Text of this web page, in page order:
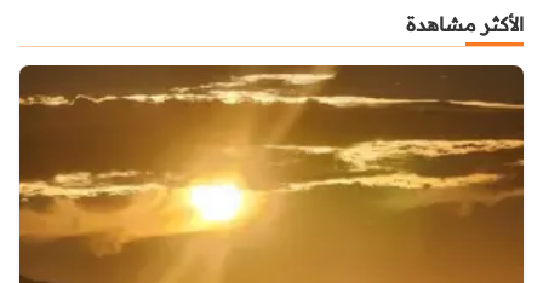
الأكثر مشاهدة